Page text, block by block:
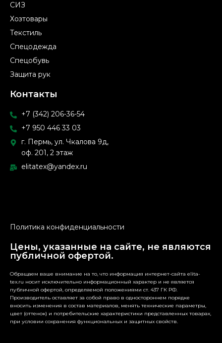
СИЗ
Хозтовары
Текстиль
Спецодежда
Спецобувь
Защита рук
Контакты
+7 (342) 206-36-54
+7 950 446 33 03
г. Пермь, ул. Чкалова 9д,
оф. 201, 2 этаж
elitatex@yandex.ru
Политика конфиденциальности
Цены, указанные на сайте, не являются
публичной офертой.
Обращаем ваше внимание на то, что информация интернет-сайта elita-
tex.ru носит исключительно информационный характер и не является
публичной офертой, определяемой положениями ст. 437 ГК РФ.
Производитель оставляет за собой право в одностороннем порядке
вносить изменения в состав материалов, менять технические параметры,
цвет (оттенок) и потребительские характеристики представленных товарах,
при условии сохранения функциональных и защитных свойств.